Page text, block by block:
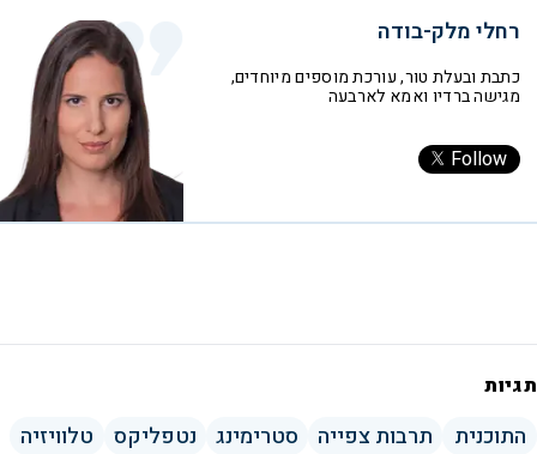
רחלי מלק-בודה
כתבת ובעלת טור, עורכת מוספים מיוחדים,
מגישה ברדיו ואמא לארבעה
Follow
תגיות
התוכנית תרבות צפייה סטרימינג נטפליקס
טלוויזיה